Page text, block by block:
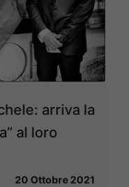
arriva la
al loro
20 Ottobre 2021